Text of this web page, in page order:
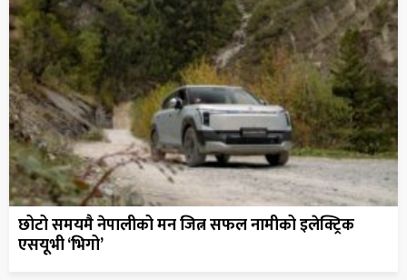
छोटो समयमै नेपालीको मन जित्न सफल नामीको इलेक्ट्रिक
एसयूभी ‘भिगो’